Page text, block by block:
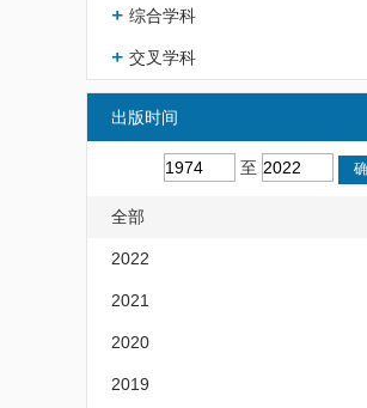
综合学科
交叉学科
出版时间
至
全部
2022
2021
2020
2019